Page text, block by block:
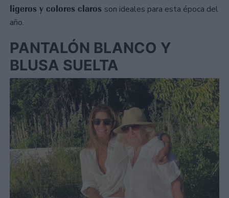
ligeros y colores claros son ideales para esta época del
año.
PANTALÓN BLANCO Y
BLUSA SUELTA